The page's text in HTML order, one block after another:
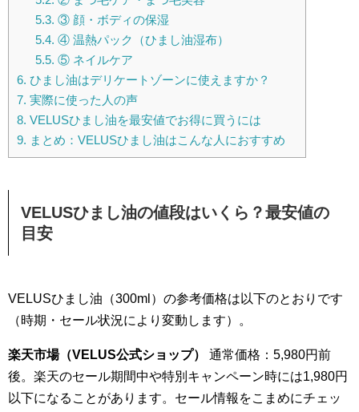
5.3. ③ 顔・ボディの保湿
5.4. ④ 温熱パック（ひまし油湿布）
5.5. ⑤ ネイルケア
6. ひまし油はデリケートゾーンに使えますか？
7. 実際に使った人の声
8. VELUSひまし油を最安値でお得に買うには
9. まとめ：VELUSひまし油はこんな人におすすめ
VELUSひまし油の値段はいくら？最安値の
目安
VELUSひまし油（300ml）の参考価格は以下のとおりです
（時期・セール状況により変動します）。
楽天市場（VELUS公式ショップ）
通常価格：5,980円前
後。楽天のセール期間中や特別キャンペーン時には1,980円
以下になることがあります。セール情報をこまめにチェッ